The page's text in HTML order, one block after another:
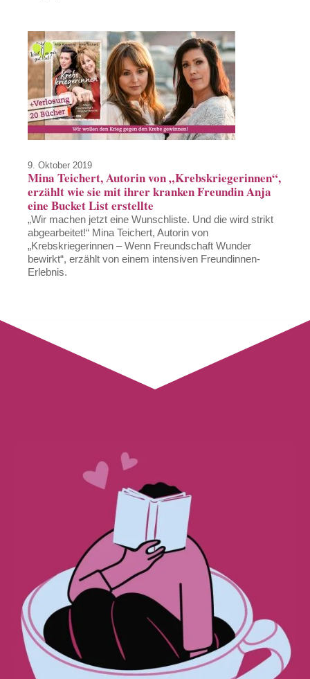
9. Oktober 2019
Mina Teichert, Autorin von „Krebskriegerinnen“,
erzählt wie sie mit ihrer kranken Freundin Anja
eine Bucket List erstellte
„Wir machen jetzt eine Wunschliste. Und die wird strikt
abgearbeitet!“ Mina Teichert, Autorin von
„Krebskriegerinnen – Wenn Freundschaft Wunder
bewirkt“, erzählt von einem intensiven Freundinnen-
Erlebnis.